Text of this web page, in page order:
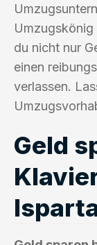
Umzugskönig
du nicht nur
einen
verlassen.
Geld